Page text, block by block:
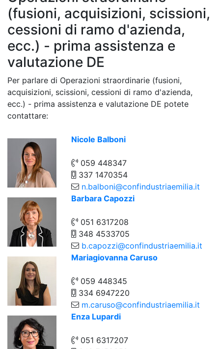
(fusioni, acquisizioni, scissioni,
cessioni di ramo d'azienda,
ecc.) - prima assistenza e
valutazione DE
Per parlare di Operazioni straordinarie (fusioni,
acquisizioni, scissioni, cessioni di ramo d'azienda,
ecc.) - prima assistenza e valutazione DE potete
contattare:
Nicole Balboni
059 448347
337 1470354
n.balboni@confindustriaemilia.it
Barbara Capozzi
051 6317208
348 4533705
b.capozzi@confindustriaemilia.it
Mariagiovanna Caruso
059 448345
334 6947220
m.caruso@confindustriaemilia.it
Enza Lupardi
051 6317207